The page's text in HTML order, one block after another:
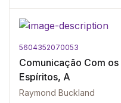
5604352070053
Comunicação Com os
Espíritos, A
Raymond Buckland